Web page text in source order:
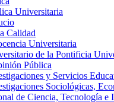
Universitaria
Calidad
Universitaria
de la Pontificia
Pública
y Servicios
Sociológicas,
de Ciencia, Tecnología